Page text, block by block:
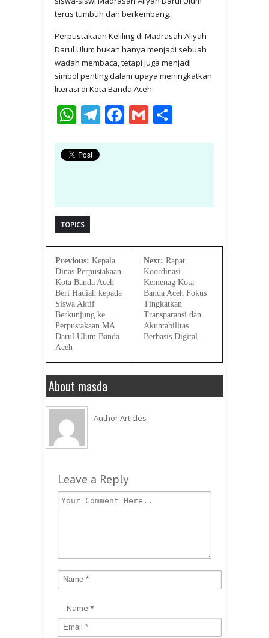
terus tumbuh dan berkembang.
Perpustakaan Keliling di Madrasah Aliyah
Darul Ulum bukan hanya menjadi sebuah
wadah membaca, tetapi juga menjadi
simbol penting dalam upaya meningkatkan
literasi di Kota Banda Aceh.
WhatsApp
Telegram
Facebook
Gmail
TOPICS
Previous: Kepala
Dinas Perpustakaan
Kota Banda Aceh
Beri Hadiah kepada
Siswa Aktif
Berkunjung ke
Perpustakaan MA
Darul Ulum Banda
Aceh
Next: Rapat
Koordinasi
Kemenag Kota
Banda Aceh Fokus
Tingkatkan
Transparansi dan
Akuntabilitas
Berbasis Digital
About masda
Author Articles
Leave a Reply
Name *